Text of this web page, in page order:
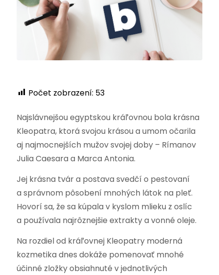
Počet zobrazení: 53
Najslávnejšou egyptskou kráľovnou bola krásna
Kleopatra, ktorá svojou krásou a umom očarila
aj najmocnejších mužov svojej doby – Rímanov
Julia Caesara a Marca Antonia.
Jej krásna tvár a postava svedčí o pestovaní
a správnom pôsobení mnohých látok na pleť.
Hovorí sa, že sa kúpala v kyslom mlieku z oslíc
a používala najrôznejšie extrakty a vonné oleje.
Na rozdiel od kráľovnej Kleopatry moderná
kozmetika dnes dokáže pomenovať mnohé
účinné zložky obsiahnuté v jednotlivých